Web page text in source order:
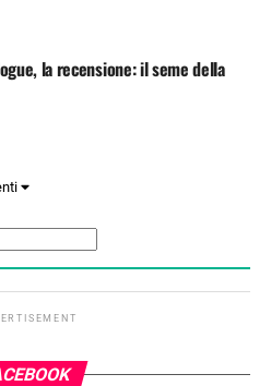
la recensione: il seme della